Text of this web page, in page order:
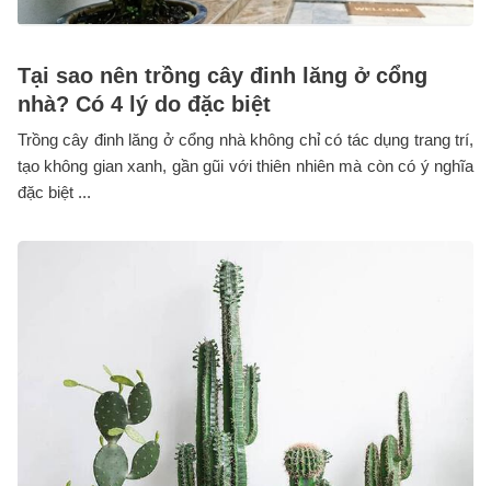
Tại sao nên trồng cây đinh lăng ở cổng
nhà? Có 4 lý do đặc biệt
Trồng cây đinh lăng ở cổng nhà không chỉ có tác dụng trang trí,
tạo không gian xanh, gần gũi với thiên nhiên mà còn có ý nghĩa
đặc biệt ...